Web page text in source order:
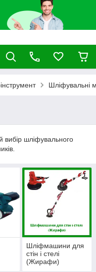
Шліфувальні
вибір шліфувального
Шліфмашини для
стін і стелі
(Жирафи)